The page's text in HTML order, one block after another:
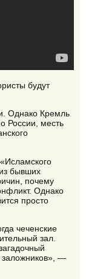
будут
Однако Кремль
России, месть
бывших
почему
Однако
просто
чеченские
зал.
заложников», —